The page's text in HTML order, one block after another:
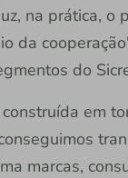
na prática, o
da
do
em
marcas,